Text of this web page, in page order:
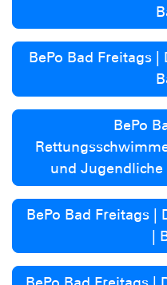
BePo Bad Freitags |
BePo
und Jugendliche
BePo Bad Freitags |
|